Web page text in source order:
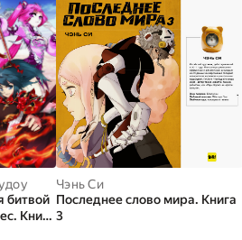
битвой
Книга
Чэнь Си
Последнее слово мира. Книга
3